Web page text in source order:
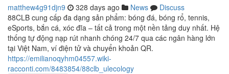
matthew4g91djn9 328 days ago News
Discuss
88CLB cung cấp đa dạng sản phẩm: bóng đá, bóng rổ, tennis,
eSports, bắn cá, xóc đĩa – tất cả trong một nền tảng duy nhất. Hệ
thống tự động nạp rút nhanh chóng 24/7 qua các ngân hàng lớn
tại Việt Nam, ví điện tử và chuyển khoản QR.
https://emilianoqyhm04557.wiki-
racconti.com/8483854/88clb_ulecology